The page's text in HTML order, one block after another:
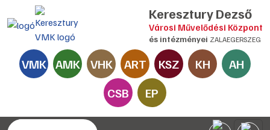
Keresztury Dezső
Városi Művelődési Központ
és intézményei ZALAEGERSZEG
VMK AMK VHK ART KSZ KH
AH
CSB
EP